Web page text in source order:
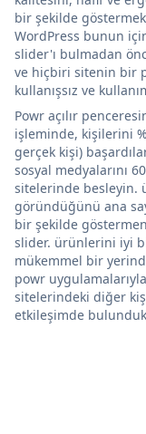
bir şekilde
WordPress bunun
slider'ı bulmadan
ve hiçbiri sitenin bir
kullanışsız ve
Powr açılır
işleminde, kişilerini
gerçek kişi)
sosyal medyalarını
sitelerinde besleyin.
göründüğünü ana
bir şekilde
slider. ürünlerini iyi
mükemmel bir
powr
sitelerindeki diğer
etkileşimde